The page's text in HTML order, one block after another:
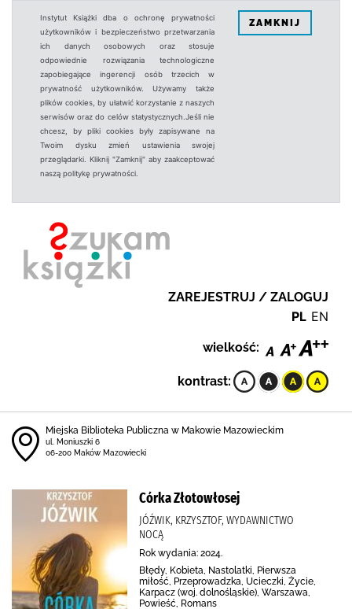
Instytut Książki dba o ochronę prywatności
użytkowników i bezpieczeństwo przetwarzania
ich danych osobowych oraz stosuje
odpowiednie rozwiązania technologiczne
zapobiegające ingerencji osób trzecich w
prywatność użytkowników. Używamy także
plików cookies, by ułatwić korzystanie z naszych
serwisów oraz do celów statystycznych.Jeśli nie
chcesz, by pliki cookies były zapisywane na
Twoim dysku zmień ustawienia swojej
przeglądarki. Kliknij "Zamknij" aby zaakceptować
naszą politykę prywatności.
ZAMKNIJ
ZAREJESTRUJ / ZALOGUJ
PL EN
wielkość:
kontrast:
Miejska Biblioteka Publiczna w Makowie Mazowieckim
ul. Moniuszki 6
06-200 Maków Mazowiecki
Córka Złotowłosej
JÓŹWIK, KRZYSZTOF, WYDAWNICTWO
NOCĄ
Rok wydania: 2024.
Błędy, Kobieta, Nastolatki, Pierwsza
miłość, Przeprowadzka, Ucieczki, Życie,
Karpacz (woj. dolnośląskie), Warszawa,
Powieść, Romans